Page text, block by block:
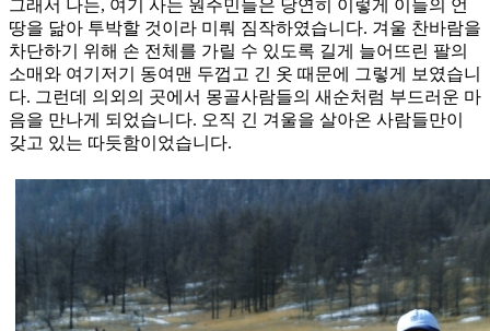
그래서 나는, 여기 사는 원주민들은 당연히 이렇게 이들의 언
땅을 닮아 투박할 것이라 미뤄 짐작하였습니다. 겨울 찬바람을
차단하기 위해 손 전체를 가릴 수 있도록 길게 늘어뜨린 팔의
소매와 여기저기 동여맨 두껍고 긴 옷 때문에 그렇게 보였습니
다. 그런데 의외의 곳에서 몽골사람들의 새순처럼 부드러운 마
음을 만나게 되었습니다. 오직 긴 겨울을 살아온 사람들만이
갖고 있는 따듯함이었습니다.